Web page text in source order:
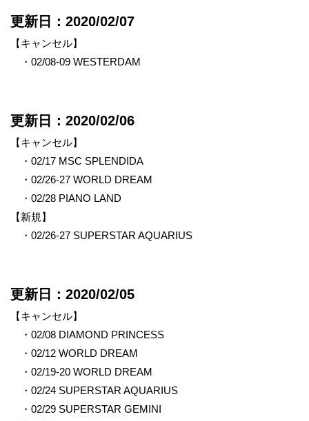
更新日：2020/02/07
【キャンセル】
・02/08-09 WESTERDAM
更新日：2020/02/06
【キャンセル】
・02/17 MSC SPLENDIDA
・02/26-27 WORLD DREAM
・02/28 PIANO LAND
【新規】
・02/26-27 SUPERSTAR AQUARIUS
更新日：2020/02/05
【キャンセル】
・02/08 DIAMOND PRINCESS
・02/12 WORLD DREAM
・02/19-20 WORLD DREAM
・02/24 SUPERSTAR AQUARIUS
・02/29 SUPERSTAR GEMINI